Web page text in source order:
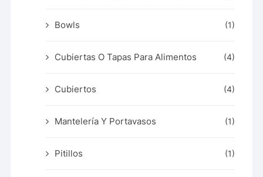
Bowls (1)
Cubiertas O Tapas Para Alimentos (4)
Cubiertos (4)
Mantelería Y Portavasos (1)
Pitillos (1)